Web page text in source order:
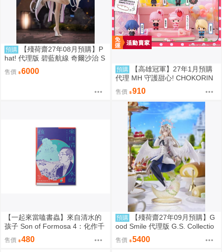
預購
【殘荷齋27年08月預購】P
hat! 代理版 碧藍航線 奇爾沙治 S
pringtime Data 1/6 PVC完成品 0
923
售價 6000 預購
【高雄冠軍】27年1月預購
代理 MH 守護甜心! CHOKORIN
迷你玩偶收藏集 第1彈 中盒6入
免訂金0813
售價 910
【一起來當嗑書蟲】來自清水的
孩子 Son of Formosa 4：化作千
售價 480
預購
【殘荷齋27年09月預購】G
ood Smile 代理版 G.S. Collectio
n 蔚藍檔案 Blue Archive 渚 ～花
香微笑～ 1/7 PVC完成品 0923
售價 5400